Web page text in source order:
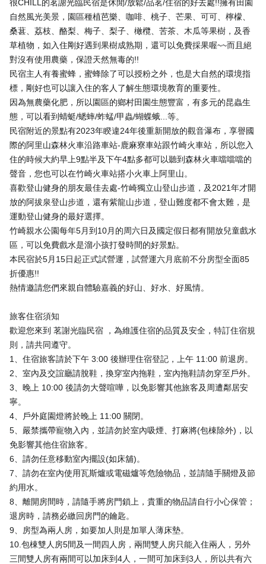
很CHILL的茗謝光臨民宿是休閒/放鬆/品茗/住宿的好去處!!擁有田園
自然風光美景，園區種植芭樂、咖啡、桃子、芒果、可可、檸檬、
桑葚、荔枝、酪梨、梅子、梨子、橄欖、苦茶、木瓜等果樹，及香
草植物，如入住剛好遇到果樹成熟期，還可以免費採果喔~~而且絕
對沒有使用農藥，保證天然無毒的!!
民宿主人有養蜜蜂，蜜蜂除了可以授粉之外，也是大自然的環境指
標，剛好也可以讓入住的客人了解生態環境教育的重要性。
因為無農藥化肥，所以園區的鄉村田園生態豐富，有多元的昆蟲生
態，可以看到蜻蜓/蟋蟀/蚱蜢/甲蟲/蝴蝶蛾...等。
民宿附近的景點有2023年睽違24年後重新開放的觀音瀑布，享譽國
際的阿里山森林火車沿路車站-鹿麻寮車站跟竹崎火車站，所以您入
住的時候大約早上9點半及下午4點多都可以聽到森林火車噹噹噹的
聲音，您也可以在竹崎火車站搭小火車上阿里山。
喜歡登山健身的朋友最佳去處-竹崎獨立山登山步道，及2021年才開
放的阿拔泉登山步道，還有紫龍山步道，登山難度都不會太難，是
運動登山健身的最好選擇。
竹崎親水公園每年5月到10月的周六日及國定假日都有開放兒童戲水
區，可以免費戲水是溜小孩打發時間的好景點。
本民宿於5月15日起正式試營運，試營運六月底前不分房型全面85
折優惠!!
熱情邀請您們來親自體驗嘉義的好山、好水、好風情。
旅客住宿須知
歡迎您來到 茗謝光臨民宿 ，為維護住宿的品質及安全，特訂住宿規
則，請共同遵守。
1、住宿旅客請於下午 3:00 後辦理住宿登記，上午 11:00 前退房。
2、室內及交誼廳請脫鞋，換穿室內拖鞋，室內拖鞋請勿穿至戶外。
3、晚上 10:00 後請勿大聲喧嘩，以免影響其他旅客及周遭鄰居安
寧。
4、戶外庭園燈將於晚上 11:00 關閉。
5、嚴禁攜帶寵物入內，並請勿於室內吸煙、打麻將(包棟除外)，以
免影響其他住宿旅客。
6、請勿任意移動室內擺設(如床舖)。
7、請勿在室內使用瓦斯爐或電磁爐等危險物品，並請隨手關燈及節
約用水。
8、離開房間時，請隨手將房門鎖上，貴重的物品請自行小心保管；
退房時，請務必繳回房門的鑰匙。
9、房型為兩人房，如要加人則是加單人薄床墊。
10.包棟雙人房5間及一間四人房，兩間雙人房只能入住兩人，另外
三間雙人房有兩間可以加床到4人，一間可加床到3人，所以共有六